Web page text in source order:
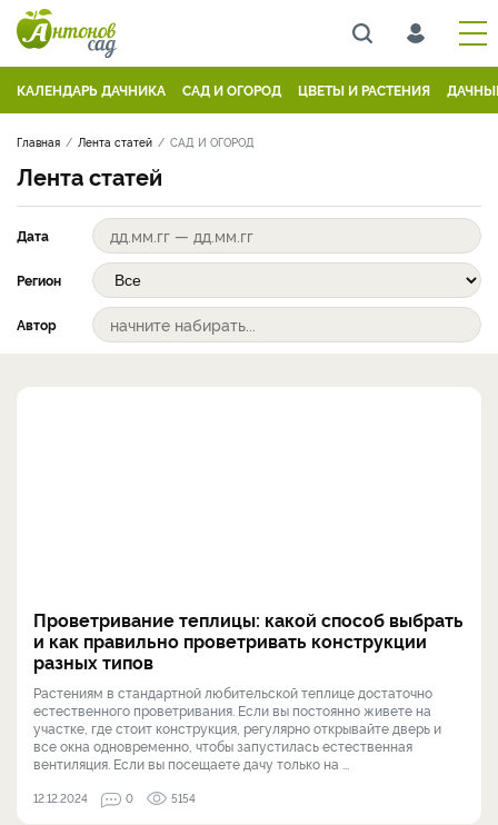
КАЛЕНДАРЬ ДАЧНИКА САД И ОГОРОД ЦВЕТЫ И РАСТЕНИЯ
Главная Лента статей САД И ОГОРОД
Лента статей
Дата
Регион
Автор
Проветривание теплицы: какой способ выбрать
и как правильно проветривать конструкции
разных типов
Растениям в стандартной любительской теплице достаточно
естественного проветривания. Если вы постоянно живете на
участке, где стоит конструкция, регулярно открывайте дверь и
все окна одновременно, чтобы запустилась естественная
вентиляция. Если вы посещаете дачу только на ...
12.12.2024 0 5154